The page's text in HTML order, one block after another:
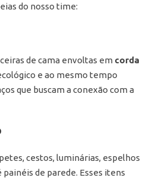
do nosso time:
de cama envoltas em corda
e ao mesmo tempo
que buscam a conexão com a
cestos, luminárias, espelhos
de parede. Esses itens